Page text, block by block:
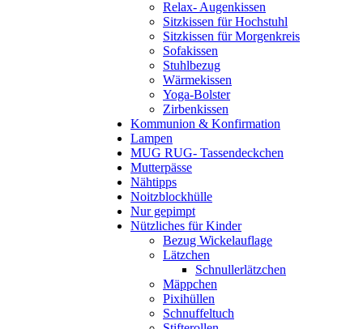
Relax- Augenkissen
Sitzkissen für Hochstuhl
Sitzkissen für Morgenkreis
Sofakissen
Stuhlbezug
Wärmekissen
Yoga-Bolster
Zirbenkissen
Kommunion & Konfirmation
Lampen
MUG RUG- Tassendeckchen
Mutterpässe
Nähtipps
Noitzblockhülle
Nur gepimpt
Nützliches für Kinder
Bezug Wickelauflage
Lätzchen
Schnullerlätzchen
Mäppchen
Pixihüllen
Schnuffeltuch